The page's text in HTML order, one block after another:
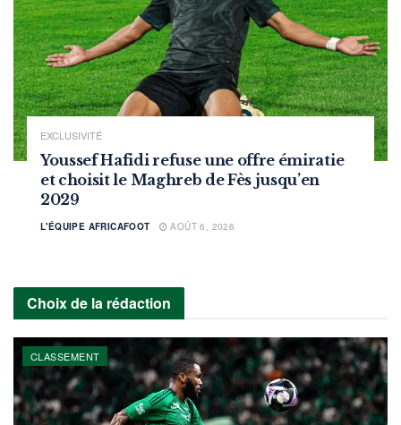
EXCLUSIVITÉ
Youssef Hafidi refuse une offre émiratie
et choisit le Maghreb de Fès jusqu’en
2029
L'ÉQUIPE AFRICAFOOT AOÛT 6, 2026
Choix de la rédaction
CLASSEMENT